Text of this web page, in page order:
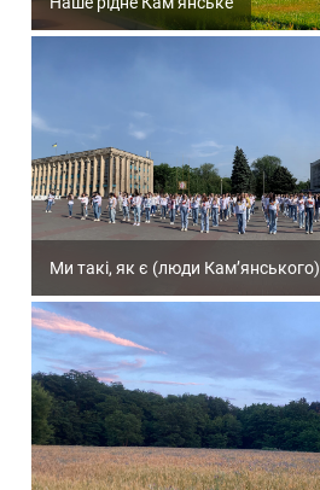
Ми такі, як є (люди Кам’янського)